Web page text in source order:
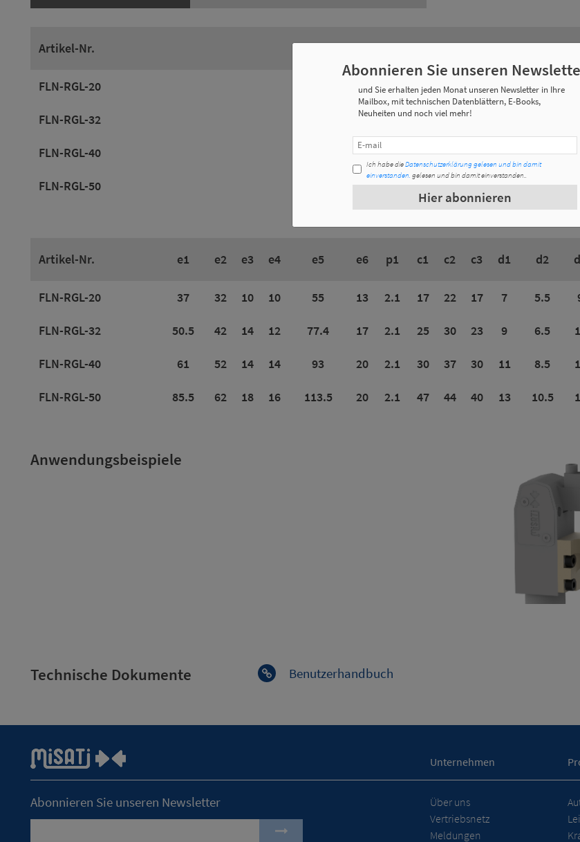
Artikel-Nr. Gewicht
FLN-RGL-20 0,137 Kg
FLN-RGL-32
FLN-RGL-40 0,515 kg
FLN-RGL-50 0,905 kg
Artikel-Nr. e1 e2 e3 e4 e5 e6 p1 c1 c2 c3 d1 d2
FLN-RGL-20 37 32 10 10 55 13 2.1 17 22 17 7 5.5
FLN-RGL-32 50.5 42 14 12 77.4 17 2.1 25 30 23 9 6.5
FLN-RGL-40 61 52 14 14 93 20 2.1 30 37 30 11 8.5
FLN-RGL-50 85.5 62 18 16 113.5 20 2.1 47 44 40 13 10.5
Anwendungsbeispiele
Technische Dokumente Benutzerhandbuch
Abonnieren Sie unseren
und Sie erhalten jeden Monat unseren Newsletter in Ihre
Mailbox, mit technischen Datenblättern, E-Books,
Neuheiten und noch viel mehr!
Ich habe dieDatenschutzerklärung gelesen und bin damit
einverstanden. gelesen und bin damit einverstanden..
Hier abonnieren
Unternehmen
Abonnieren Sie unseren Newsletter
Über uns
Vertriebsnetz
Meldungen